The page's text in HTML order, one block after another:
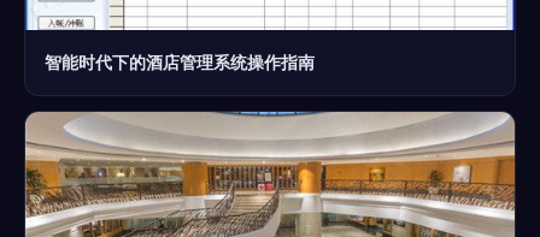
智能时代下的酒店管理系统操作指南